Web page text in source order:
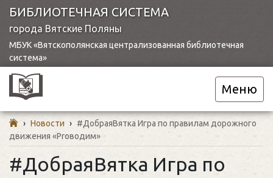
БИБЛИОТЕЧНАЯ СИСТЕМА
города Вятские Поляны
МБУК «Вятскополянская централизованная библиотечная
система»
Меню
› Новости › #ДобраяВятка Игра по правилам дорожного
движения «Proводим»
#ДобраяВятка Игра по